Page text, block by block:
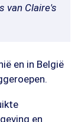
van Claire's
en in België
en